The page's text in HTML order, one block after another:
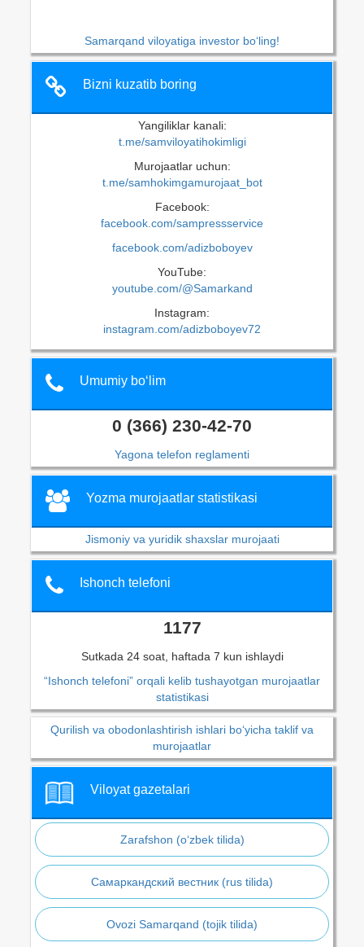
Samarqand viloyatiga investor bo‘ling!
Bizni kuzatib boring
Yangiliklar kanali:
t.me/samviloyatihokimligi
Murojaatlar uchun:
t.me/samhokimgamurojaat_bot
Facebook:
facebook.com/sampressservice
facebook.com/adizboboyev
YouTube:
youtube.com/@Samarkand
Instagram:
instagram.com/adizboboyev72
Umumiy bo‘lim
0 (366) 230-42-70
Yagona telefon reglamenti
Yozma murojaatlar statistikasi
Jismoniy va yuridik shaxslar murojaati
Ishonch telefoni
1177
Sutkada 24 soat, haftada 7 kun ishlaydi
“Ishonch telefoni” orqali kelib tushayotgan murojaatlar
statistikasi
Qurilish va obodonlashtirish ishlari bo‘yicha taklif va
murojaatlar
Viloyat gazetalari
Zarafshon (o‘zbek tilida)
Самаркандский вестник (rus tilida)
Ovozi Samarqand (tojik tilida)